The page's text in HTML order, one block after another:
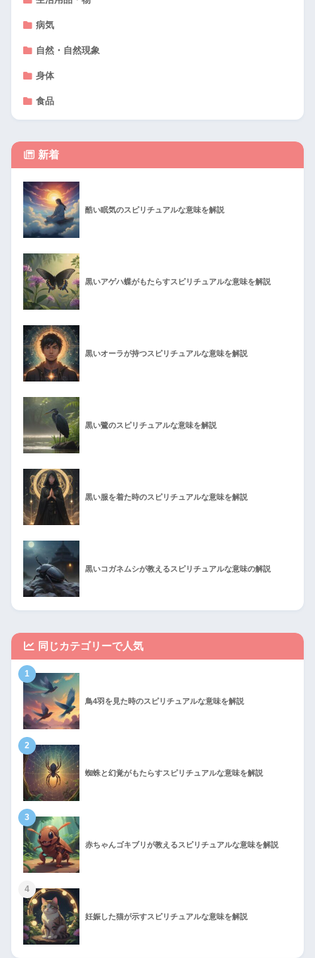
病気
自然・自然現象
身体
食品
新着
酷い眠気のスピリチュアルな意味を解説
黒いアゲハ蝶がもたらすスピリチュアルな意味を解説
黒いオーラが持つスピリチュアルな意味を解説
黒い鷺のスピリチュアルな意味を解説
黒い服を着た時のスピリチュアルな意味を解説
黒いコガネムシが教えるスピリチュアルな意味の解説
同じカテゴリーで人気
1
鳥4羽を見た時のスピリチュアルな意味を解説
2
蜘蛛と幻覚がもたらすスピリチュアルな意味を解説
3
赤ちゃんゴキブリが教えるスピリチュアルな意味を解説
4
妊娠した猫が示すスピリチュアルな意味を解説